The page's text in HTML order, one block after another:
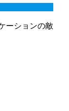
ーションの敵